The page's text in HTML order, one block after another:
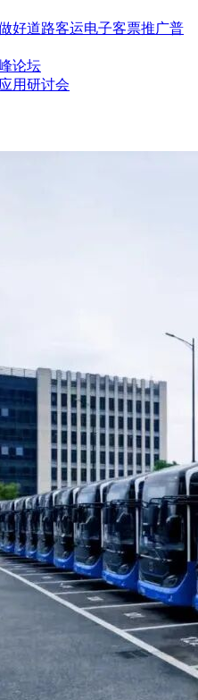
和USB-C充电接口。EBS与
碍设施，例如在扶手和停车
后门对面设置了专用轮椅空
巴士数量已超过燃油巴士。
特、赞斯特里克-瓦特兰和福
运营着500多辆电动巴士，
好道路客运电子客票推广普
论坛
用研讨会